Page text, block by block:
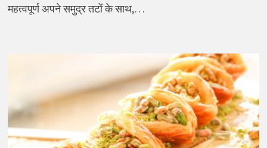
महत्वपूर्ण अपने समुद्र तटों के साथ,…